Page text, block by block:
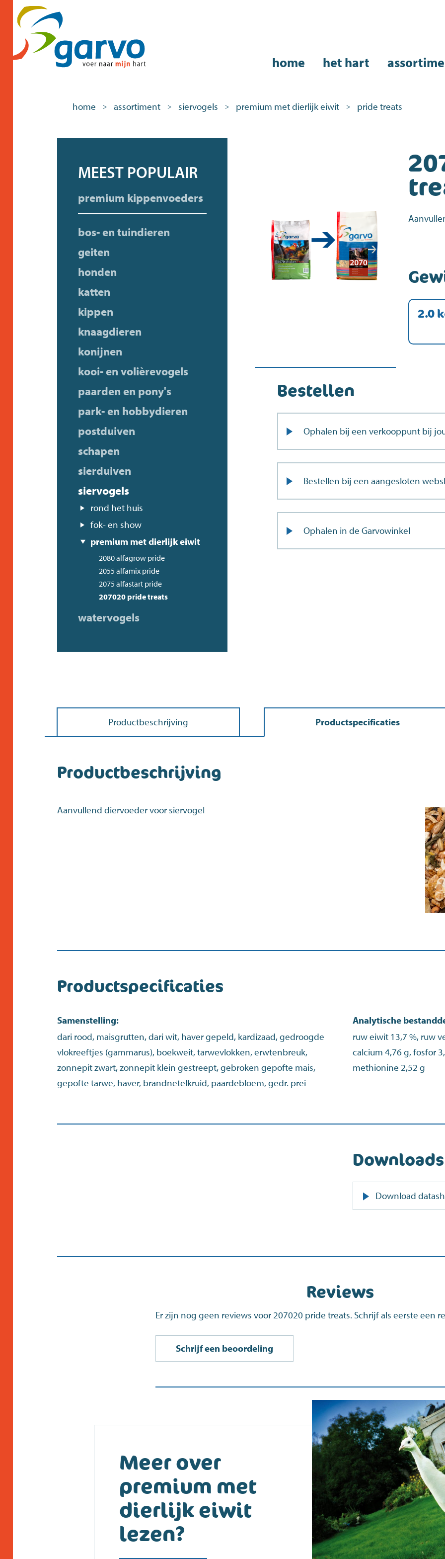
home het hart
home > assortiment > siervogels > premium met dierlijk eiwit > pride treats
MEEST POPULAIR
premium kippenvoeders
bos- en tuindieren
geiten
honden
katten
kippen
knaagdieren
konijnen
kooi- en volièrevogels
paarden en pony's
park- en hobbydieren
postduiven
schapen
sierduiven
siervogels
rond het huis
fok- en show
premium met dierlijk eiwit
2080 alfagrow pride
2055 alfamix pride
2075 alfastart pride
207020 pride treats
watervogels
2.0
Bestellen
Ophalen bij een verkooppunt bij
Bestellen bij een aangesloten
Ophalen in de Garvowinkel
Productbeschrijving Productspecificaties
Productbeschrijving
Aanvullend diervoeder voor siervogel
Productspecificaties
Samenstelling:
dari rood, maisgrutten, dari wit, haver gepeld, kardizaad, gedroogde
vlokreeftjes (gammarus), boekweit, tarwevlokken, erwtenbreuk,
zonnepit zwart, zonnepit klein gestreept, gebroken gepofte mais,
gepofte tarwe, haver, brandnetelkruid, paardebloem, gedr. prei
Analytische
ruw eiwit 13,7 %, ruw
calcium 4,76 g, fosfor
methionine 2,52 g
Downloads
Download
Reviews
Er zijn nog geen reviews voor 207020 pride treats. Schrijf als eerste een
Schrijf een beoordeling
Meer over
premium met
dierlijk eiwit
lezen?